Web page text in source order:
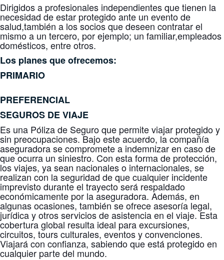
Dirigidos a profesionales independientes que tienen la
necesidad de estar protegido ante un evento de
salud,también a los socios que deseen contratar el
mismo a un tercero, por ejemplo; un familiar,empleados
domésticos, entre otros.
Los planes que ofrecemos:
PRIMARIO
PREFERENCIAL
SEGUROS DE VIAJE
Es una Póliza de Seguro que permite viajar protegido y
sin preocupaciones. Bajo este acuerdo, la compañía
aseguradora se compromete a indemnizar en caso de
que ocurra un siniestro. Con esta forma de protección,
los viajes, ya sean nacionales o internacionales, se
realizan con la seguridad de que cualquier incidente
imprevisto durante el trayecto será respaldado
económicamente por la aseguradora. Además, en
algunas ocasiones, también se ofrece asesoría legal,
jurídica y otros servicios de asistencia en el viaje. Esta
cobertura global resulta ideal para excursiones,
circuitos, tours culturales, eventos y convenciones.
Viajará con confianza, sabiendo que está protegido en
cualquier parte del mundo.